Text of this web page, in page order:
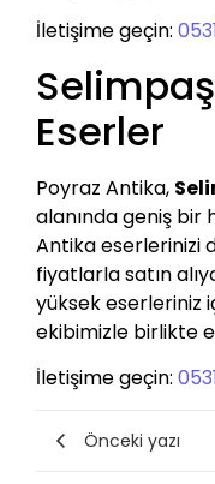
İletişime geçin:
Eserler
Poyraz Antika,
alanında geniş bir
Antika eserlerinizi
fiyatlarla satın
yüksek eserleriniz
ekibimizle birlikte
İletişime geçin:
Önceki yazı